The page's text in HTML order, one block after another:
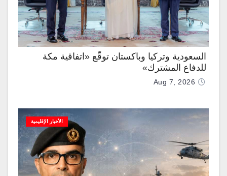
السعودية وتركيا وباكستان توقّع «اتفاقية مكة
للدفاع المشترك»
Aug 7, 2026
الأخبار الإقليمية